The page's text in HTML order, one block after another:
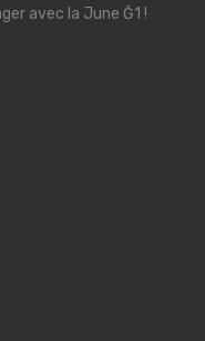
avec la June Ğ1 !